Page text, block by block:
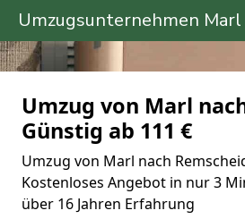
Umzugsunternehmen Marl
Umzug von Marl
Günstig ab 111 €
Umzug von Marl nach
Kostenloses Angebot in nur 3
über 16 Jahren Erfahrung